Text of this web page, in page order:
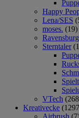
Happy
Lena/SES
moses. (19)
Sterntaler
VTech
Kreativecke
Airbrush